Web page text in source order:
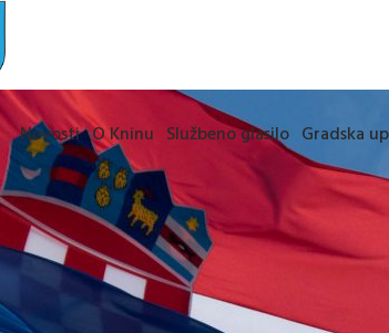
Novosti O Kninu Službeno glasilo Gradska